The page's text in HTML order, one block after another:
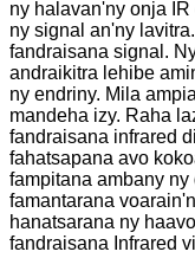
ny halavan'ny onja
ny signal an'ny
fandraisana signal.
andraikitra lehibe
ny endriny. Mila
mandeha izy. Raha
fandraisana infrared
fahatsapana avo
fampitana ambany
famantarana
hanatsarana ny
fandraisana Infrared